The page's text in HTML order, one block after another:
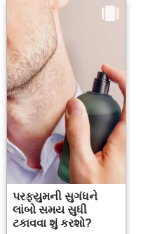
પરફ્યુમની સુગંધને
લાંબો સમય સુધી
ટકાવવા શું કરશો?